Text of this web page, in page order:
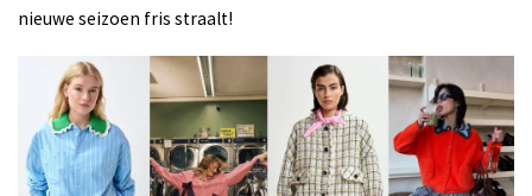
nieuwe seizoen fris straalt!